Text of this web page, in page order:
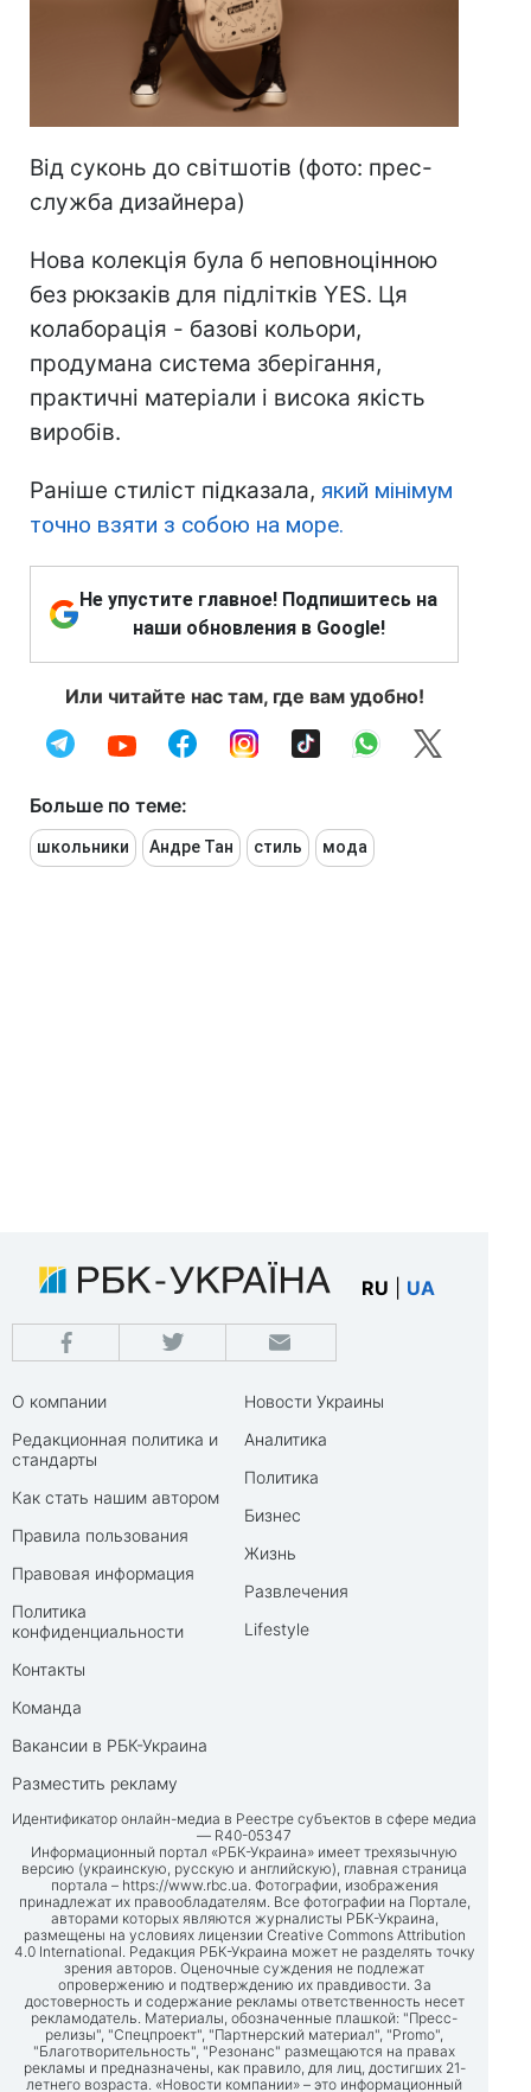
Від суконь до світшотів (фото: прес-
служба дизайнера)
Нова колекція була б неповноцінною
без рюкзаків для підлітків YES. Ця
колаборація - базові кольори,
продумана система зберігання,
практичні матеріали і висока якість
виробів.
Раніше стиліст підказала, який мінімум
точно взяти з собою на море.
Не упустите главное! Подпишитесь на
наши обновления в Google!
Или читайте нас там, где вам удобно!
Больше по теме:
школьники Андре Тан стиль мода
RU UA
О компании
Редакционная политика и
стандарты
Как стать нашим автором
Правила пользования
Правовая информация
Политика
конфиденциальности
Контакты
Команда
Вакансии в РБК-Украина
Разместить рекламу
Новости Украины
Аналитика
Политика
Бизнес
Жизнь
Развлечения
Lifestyle
Идентификатор онлайн-медиа в Реестре субъектов в сфере медиа
— R40-05347
Информационный портал «РБК-Украина» имеет трехязычную
версию (украинскую, русскую и английскую), главная страница
портала – https://www.rbc.ua . Фотографии, изображения
принадлежат их правообладателям. Все фотографии на Портале,
авторами которых являются журналисты РБК-Украина,
размещены на условиях лицензии Creative Commons Attribution
4.0 International. Редакция РБК-Украина может не разделять точку
зрения авторов. Оценочные суждения не подлежат
опровержению и подтверждению их правдивости. За
достоверность и содержание рекламы ответственность несет
рекламодатель. Материалы, обозначенные плашкой: "Пресс-
релизы", "Спецпроект", "Партнерский материал", "Promo",
"Благотворительность", "Резонанс" размещаются на правах
рекламы и предназначены, как правило, для лиц, достигших 21-
летнего возраста. «Новости компании» – это информационный